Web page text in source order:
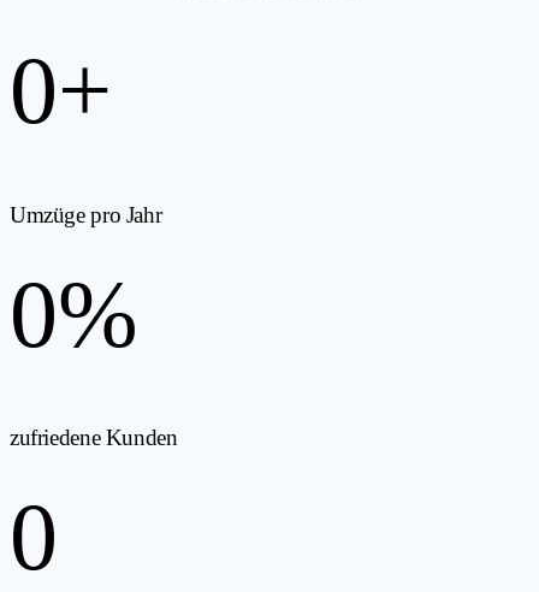
0+
Umzüge pro Jahr
0%
zufriedene Kunden
0